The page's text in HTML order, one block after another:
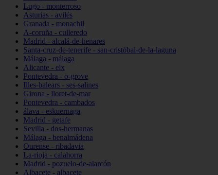
Lugo - monterroso
Asturias - avilés
Granada - monachil
A-coruña - culleredo
Madrid - alcalá-de-henares
Santa-cruz-de-tenerife - san-cristóbal-de-la-laguna
Málaga - málaga
Alicante - elx
Pontevedra - o-grove
Illes-balears - ses-salines
Girona - lloret-de-mar
Pontevedra - cambados
álava - eskuernaga
Madrid - getafe
Sevilla - dos-hermanas
Málaga - benalmádena
Ourense - ribadavia
La-rioja - calahorra
Madrid - pozuelo-de-alarcón
Albacete - albacete